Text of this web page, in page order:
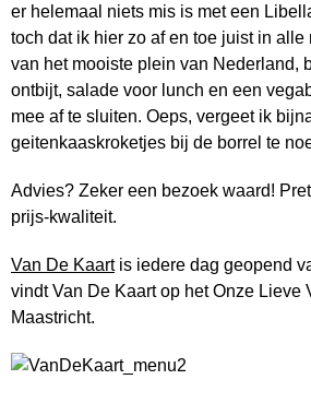
er helemaal niets mis is met een
toch dat ik hier zo af en toe juist in alle
van het mooiste plein van Nederland,
ontbijt, salade voor lunch en een
mee af te sluiten. Oeps, vergeet ik
geitenkaaskroketjes bij de borrel te
Advies? Zeker een bezoek waard!
prijs-kwaliteit.
Van De Kaartis iedere dag geopend
vindt Van De Kaart op het Onze Lieve
Maastricht.